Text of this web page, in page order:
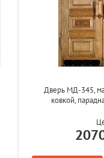
Дверь МД-345,
ковкой,